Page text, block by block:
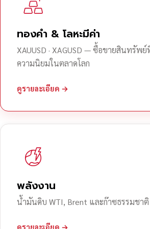
ทองคำ & โลหะมีค่า
XAUUSD · XAGUSD — ซื้อขายสินทรัพย์
ความนิยมในตลาดโลก
ดูรายละเอียด →
พลังงาน
น้ำมันดิบ WTI, Brent และก๊าซธรรมชาติ
ดูรายละเอียด →